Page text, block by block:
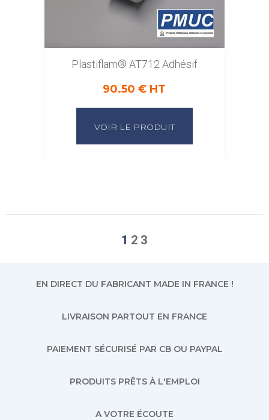
Plastiflam® AT712 Adhésif
90.50 € HT
VOIR LE PRODUIT
1 2 3
EN DIRECT DU FABRICANT MADE IN FRANCE !
LIVRAISON PARTOUT EN FRANCE
PAIEMENT SÉCURISÉ PAR CB OU PAYPAL
PRODUITS PRÊTS À L'EMPLOI
A VOTRE ÉCOUTE